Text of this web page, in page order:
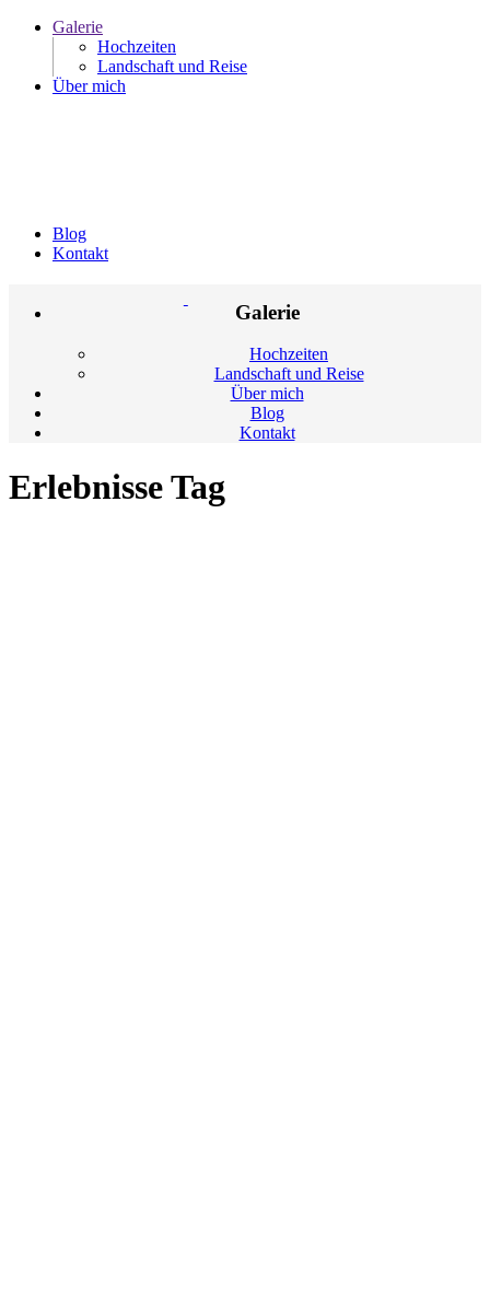
Galerie
Hochzeiten
Landschaft und Reise
Über mich
Blog
Kontakt
Galerie
Hochzeiten
Landschaft und Reise
Über mich
Blog
Kontakt
Erlebnisse Tag